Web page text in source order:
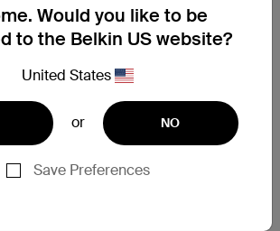
保養更換申請表，我們的支援團
您聯繫，並告知接下來的步驟。
提交保養更換申請
點擊此處
Would you like to be
to the Belkin US website?
United States
or NO
Save Preferences